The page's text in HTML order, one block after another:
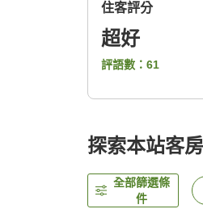
住客評分
超好
評語數： 61
探索本站客
全部篩選條
件